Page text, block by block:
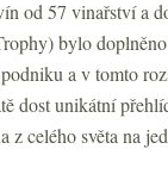
od 57 vinařství a
bylo
a v tomto
dost unikátní
z celého světa na